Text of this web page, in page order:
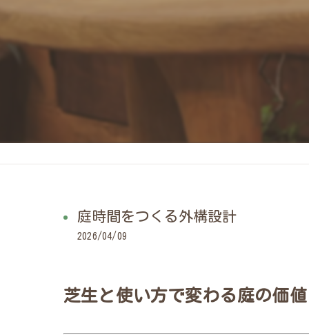
庭時間をつくる外構設計
2026/04/09
芝生と使い方で変わる庭の価値